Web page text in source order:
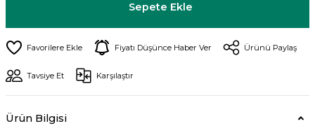
Sepete Ekle
Fiyatı Düşünce Haber Ver Ürünü Paylaş
Tavsiye Et Karşılaştır
Ürün Bilgisi